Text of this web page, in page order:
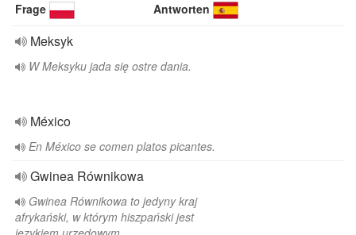
Frage Antworten
Meksyk
W Meksyku jada się ostre dania.
México
En México se comen platos picantes.
Gwinea Równikowa
Gwinea Równikowa to jedyny kraj
afrykański, w którym hiszpański jest